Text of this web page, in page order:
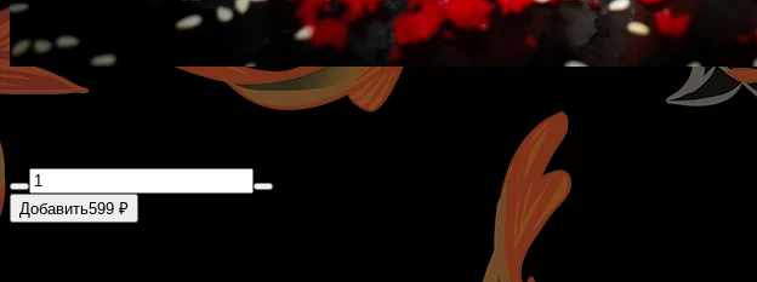
Добавить599 ₽